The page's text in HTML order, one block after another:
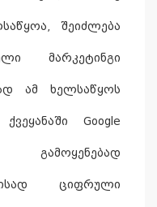
შეიძლება
მარკეტინგი
ამ ხელსაწყოს
Google
ციფრული